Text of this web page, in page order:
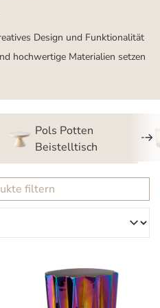
Design und Funktionalität
hochwertige Materialien setzen
Pols Potten
Beistelltisch
filtern